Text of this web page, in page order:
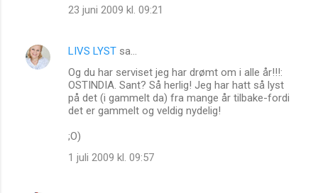
23 juni 2009 kl. 09:21
LIVS LYST sa…
Og du har serviset jeg har drømt om i alle år!!!:
OSTINDIA. Sant? Så herlig! Jeg har hatt så lyst
på det (i gammelt da) fra mange år tilbake-fordi
det er gammelt og veldig nydelig!
;O)
1 juli 2009 kl. 09:57